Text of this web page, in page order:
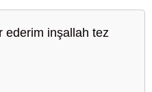
ederim inşallah tez